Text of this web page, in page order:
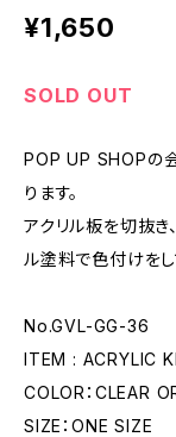
¥1,650
SOLD OUT
POP UP SHOPの
ります。
アクリル板を切抜
ル塗料で色付けをし
No.GVL-GG-36
ITEM : ACRYLIC
COLOR：CLEAR
SIZE：ONE SIZE